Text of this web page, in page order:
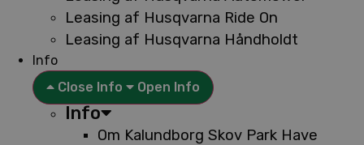
Leasing af Husqvarna Ride On
Leasing af Husqvarna Håndholdt
Info
Close Info
Open Info
Info
Om Kalundborg Skov Park Have